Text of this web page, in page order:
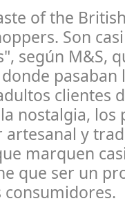
of the
Son
según M&S,
pasaban
clientes
nostalgia,
y
marquen
que ser un
consumidores.